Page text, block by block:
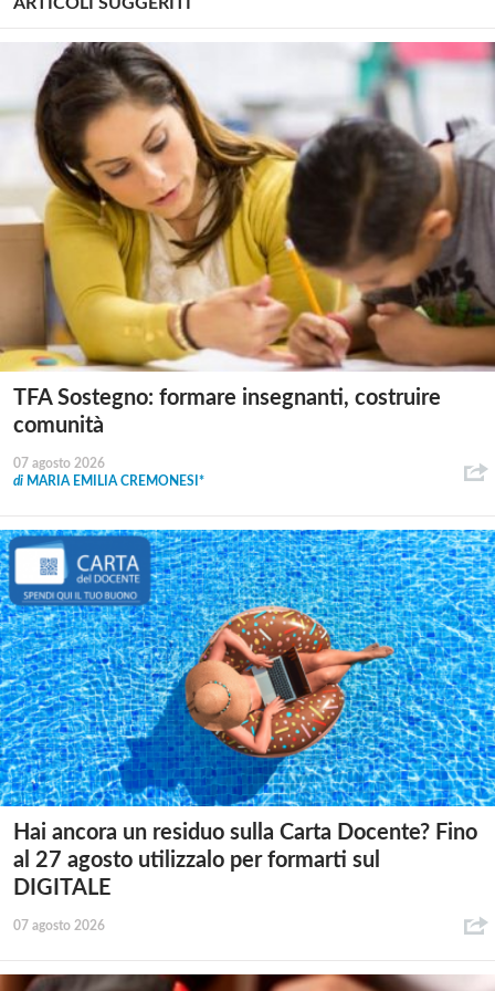
TFA Sostegno: formare insegnanti, costruire
comunità
07 agosto 2026
di MARIA EMILIA CREMONESI*
Hai ancora un residuo sulla Carta Docente? Fino
al 27 agosto utilizzalo per formarti sul
DIGITALE
07 agosto 2026